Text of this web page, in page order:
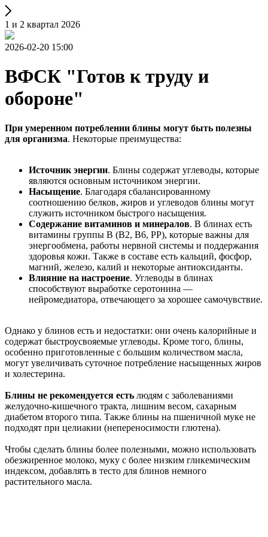
1 и 2 квартал 2026
2026-02-20 15:00
ВФСК "Готов к труду и
обороне"
При умеренном потреблении блины могут быть полезны
для организма. Некоторые преимущества:
Источник энергии. Блины содержат углеводы, которые
являются основным источником энергии.
Насыщение. Благодаря сбалансированному
соотношению белков, жиров и углеводов блины могут
служить источником быстрого насыщения.
Содержание витаминов и минералов. В блинах есть
витамины группы B (B2, B6, PP), которые важны для
энергообмена, работы нервной системы и поддержания
здоровья кожи. Также в составе есть кальций, фосфор,
магний, железо, калий и некоторые антиоксиданты.
Влияние на настроение. Углеводы в блинах
способствуют выработке серотонина —
нейромедиатора, отвечающего за хорошее самочувствие.
Однако у блинов есть и недостатки: они очень калорийные и
содержат быстроусвояемые углеводы. Кроме того, блины,
особенно приготовленные с большим количеством масла,
могут увеличивать суточное потребление насыщенных жиров
и холестерина.
Блины не рекомендуется есть людям с заболеваниями
желудочно-кишечного тракта, лишним весом, сахарным
диабетом второго типа. Также блины на пшеничной муке не
подходят при целиакии (непереносимости глютена).
Чтобы сделать блины более полезными, можно использовать
обезжиренное молоко, муку с более низким гликемическим
индексом, добавлять в тесто для блинов немного
растительного масла.